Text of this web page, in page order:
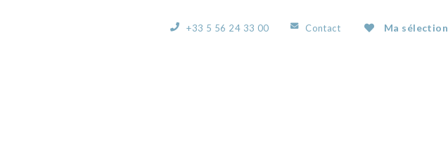
+33 5 56 24 33 00 Contact Ma sélection